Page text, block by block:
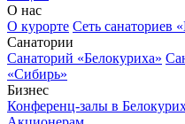
О нас
О курорте Сеть санаториев
Санатории
Санаторий «Белокуриха»
«Сибирь»
Бизнес
Конференц-залы в